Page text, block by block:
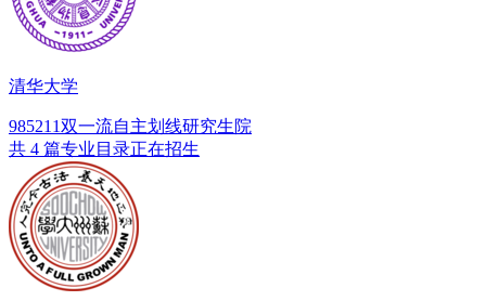
清华大学
985211双一流自主划线研究生院
共 4 篇专业目录正在招生